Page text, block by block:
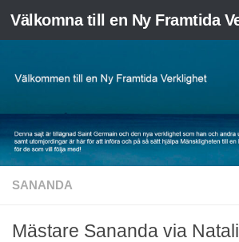
Skip to content
SANANDA
Mästare Sananda via